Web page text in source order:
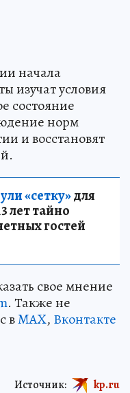
начала
изучат условия
состояние
норм
и восстановят
«сетку»для
лет тайно
гостей
свое мнение
. Также не
вMAX, Вконтакте
Источник: kp.ru